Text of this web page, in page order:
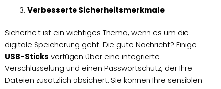
Verbesserte Sicherheitsmerkmale
Sicherheit ist ein wichtiges Thema, wenn es um die
digitale Speicherung geht. Die gute Nachricht? Einige
USB-Sticks verfügen über eine integrierte
Verschlüsselung und einen Passwortschutz, der Ihre
Dateien zusätzlich absichert. Sie können Ihre sensiblen